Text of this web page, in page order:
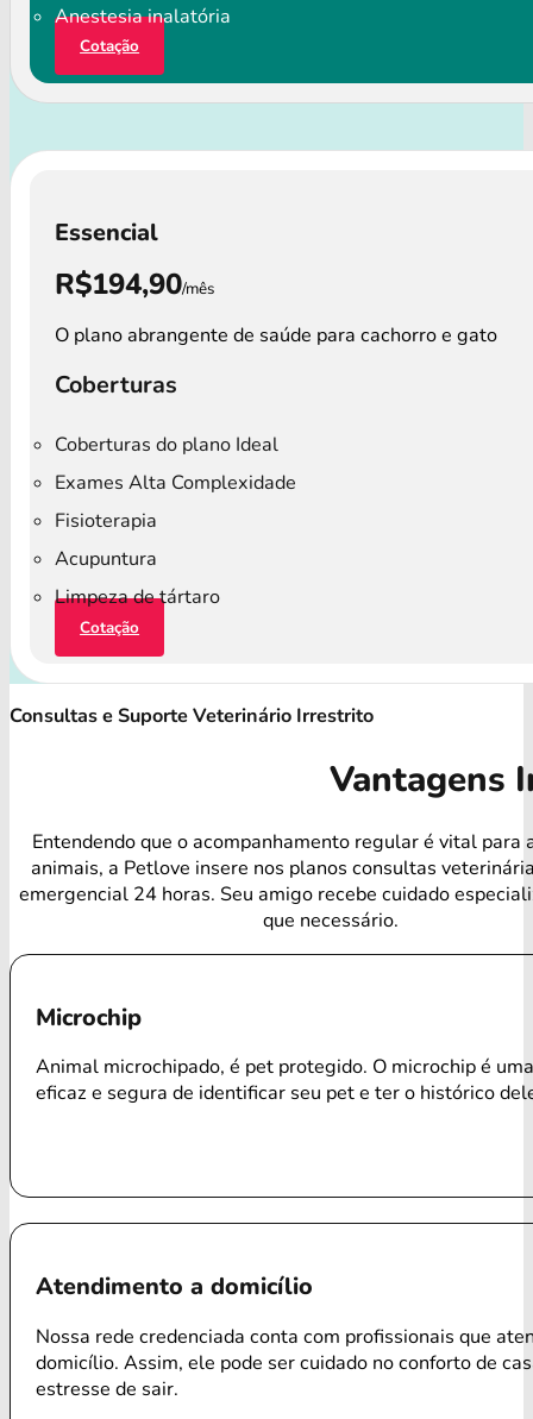
Anestesia inalatória
Cotação
Essencial
R$194,90/mês
O plano abrangente de saúde para cachorro e gato
Coberturas
Coberturas do plano Ideal
Exames Alta Complexidade
Fisioterapia
Acupuntura
Limpeza de tártaro
Cotação
Consultas e Suporte Veterinário Irrestrito
Vantagens
Entendendo que o acompanhamento regular é vital para
animais, a Petlove insere nos planos consultas
emergencial 24 horas. Seu amigo recebe cuidado
que necessário.
Microchip
Animal microchipado, é pet protegido. O microchip é
eficaz e segura de identificar seu pet e ter o histórico
Atendimento a domicílio
Nossa rede credenciada conta com profissionais que
domicílio. Assim, ele pode ser cuidado no conforto de
estresse de sair.